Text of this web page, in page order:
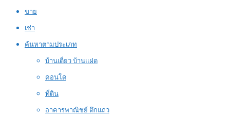
ขาย
เช่า
ค้นหาตามประเภท
บ้านเดี่ยว บ้านแฝด
คอนโด
ที่ดิน
อาคารพาณิชย์ ตึกแถว